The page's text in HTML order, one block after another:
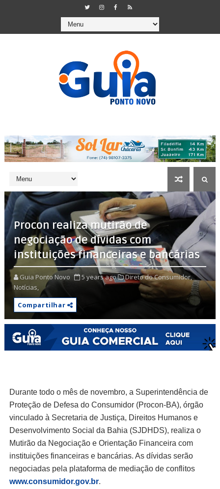
Procon realiza mutirão de
negociação de dívidas com
instituições financeiras e bancárias
Guia Ponto Novo 5 years ago
Direto do Consumidor,
Notícias,
Compartilhar
Durante todo o mês de novembro, a Superintendência de
Proteção de Defesa do Consumidor (Procon-BA), órgão
vinculado à Secretaria de Justiça, Direitos Humanos e
Desenvolvimento Social da Bahia (SJDHDS), realiza o
Mutirão da Negociação e Orientação Financeira com
instituições financeiras e bancárias. As dívidas serão
negociadas pela plataforma de mediação de conflitos
www.consumidor.gov.br.